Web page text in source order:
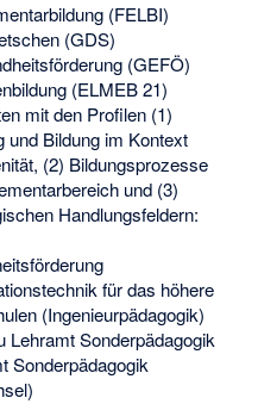
(FELBI)
(GDS)
(GEFÖ)
(ELMEB 21)
mit den Profilen (1)
Bildung im Kontext
(2) Bildungsprozesse
und (3)
Handlungsfeldern:
für das höhere
(Ingenieurpädagogik)
Lehramt Sonderpädagogik
Sonderpädagogik